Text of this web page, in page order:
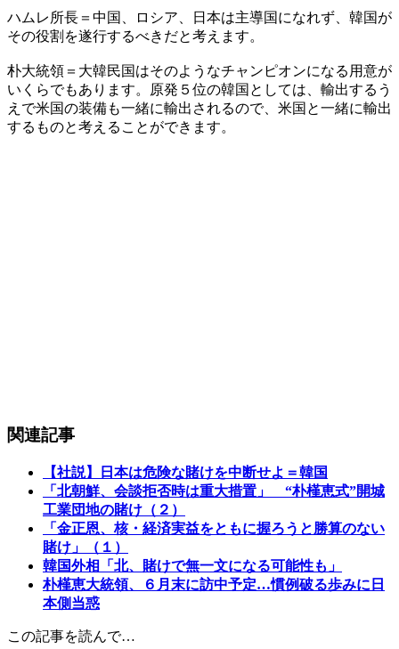
ハムレ所長＝中国、ロシア、日本は主導国になれず、韓国が
その役割を遂行するべきだと考えます。
朴大統領＝大韓民国はそのようなチャンピオンになる用意が
いくらでもあります。原発５位の韓国としては、輸出するう
えで米国の装備も一緒に輸出されるので、米国と一緒に輸出
するものと考えることができます。
関連記事
【社説】日本は危険な賭けを中断せよ＝韓国
「北朝鮮、会談拒否時は重大措置」 “朴槿恵式”開城
工業団地の賭け（２）
「金正恩、核・経済実益をともに握ろうと勝算のない
賭け」（１）
韓国外相「北、賭けで無一文になる可能性も」
朴槿恵大統領、６月末に訪中予定…慣例破る歩みに日
本側当惑
この記事を読んで…